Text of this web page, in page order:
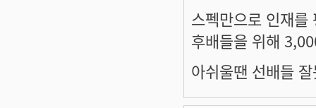
스펙만으로 인재
후배들을 위해
아쉬울땐 선배들